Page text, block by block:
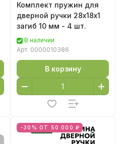
Комплект пружин для
дверной ручки 28х18х1
загиб 10 мм - 4 шт.
В наличии
Арт. 0000010386
В корзину
-30% ОТ 50 000 ₽